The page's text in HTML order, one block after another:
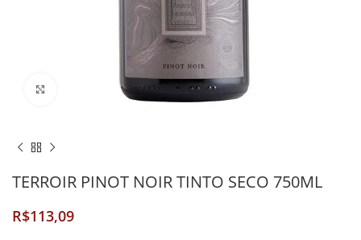
Clique para Ampliar
TERROIR PINOT NOIR TINTO SECO 750ML
R$